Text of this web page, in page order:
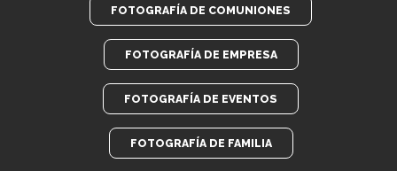
FOTOGRAFÍA DE COMUNIONES
FOTOGRAFÍA DE EMPRESA
FOTOGRAFÍA DE EVENTOS
FOTOGRAFÍA DE FAMILIA